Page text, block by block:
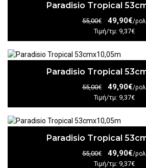
Paradisio Tropical
55,00€ 49,90€/
Τιμή/τμ: 9,37€
Paradisio Tropical
55,00€ 49,90€/
Τιμή/τμ: 9,37€
Paradisio Tropical
55,00€ 49,90€/
Τιμή/τμ: 9,37€